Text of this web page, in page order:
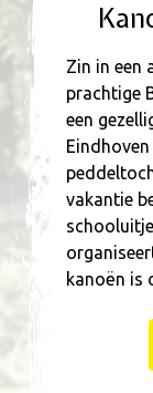
Zin in een
prachtige
een
vakantie
kanoën is